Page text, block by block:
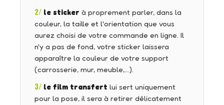
2/ le sticker à proprement parler, dans la
couleur, la taille et l'orientation que vous
aurez choisi de votre commande en ligne. Il
n'y a pas de fond, votre sticker laissera
apparaître la couleur de votre support
(carrosserie, mur, meuble,…).
3/ le film transfert lui sert uniquement
pour la pose, il sera à retirer délicatement